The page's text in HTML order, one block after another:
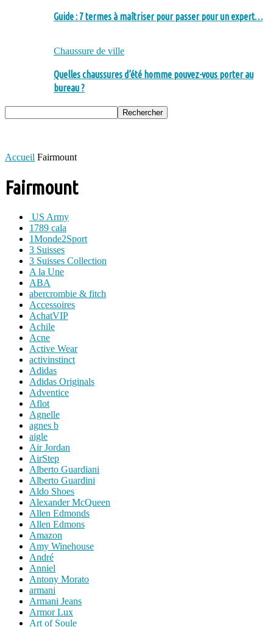
Guide : 7 termes à maîtriser pour passer pour un expert…
Chaussure de ville
Quelles chaussures d’été homme pouvez-vous porter au
bureau ?
Accueil Fairmount
Fairmount
US Army
1789 cala
1Monde2Sport
3 Suisses
3 Suisses Collection
A la Une
ABA
abercrombie & fitch
Accessoires
AchatVIP
Achile
Acne
Active Wear
activinstinct
Adidas
Adidas Originals
Adventice
Aflot
Agnelle
agnes b
aigle
Air Jordan
AirStep
Alberto Guardiani
Alberto Guardini
Aldo Shoes
Alexander McQueen
Allen Edmonds
Allen Edmons
Amazon
Amy Winehouse
André
Anniel
Antony Morato
armani
Armani Jeans
Armor Lux
Art of Soule